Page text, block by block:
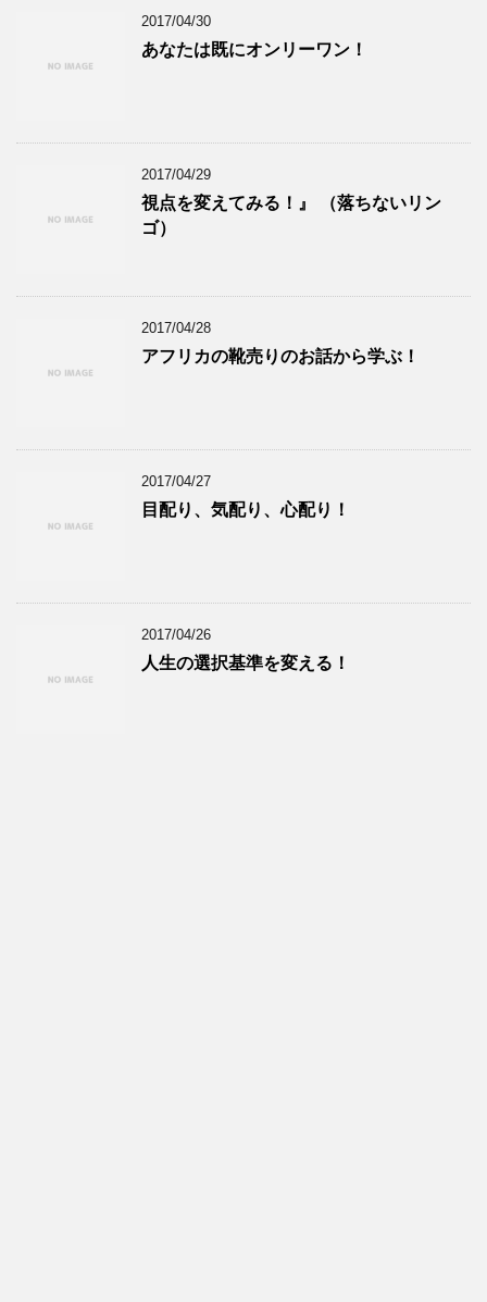
2017/04/30
あなたは既にオンリーワン！
2017/04/29
視点を変えてみる！』 （落ちないリン
ゴ）
2017/04/28
アフリカの靴売りのお話から学ぶ！
2017/04/27
目配り、気配り、心配り！
2017/04/26
人生の選択基準を変える！